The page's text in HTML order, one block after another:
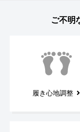
ご不明
履き心地調整